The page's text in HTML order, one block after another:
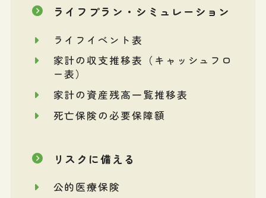
ライフプラン・シミュレーション
ライフイベント表
家計の収支推移表（キャッシュフロ
ー表）
家計の資産残高一覧推移表
死亡保険の必要保障額
リスクに備える
公的医療保険